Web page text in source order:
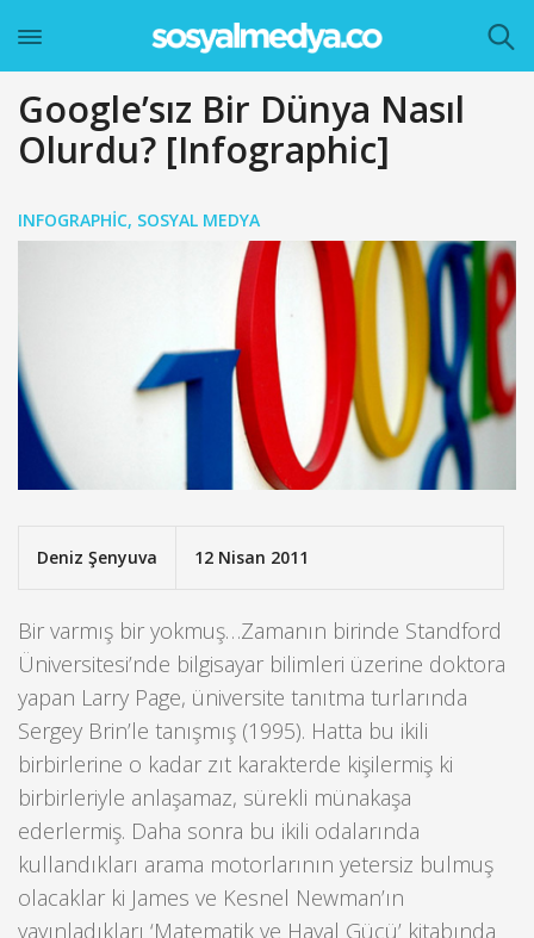
Google’sız Bir Dünya Nasıl
Olurdu? [Infographic]
INFOGRAPHIC, SOSYAL MEDYA
Deniz Şenyuva 12 Nisan 2011
Bir varmış bir yokmuş…Zamanın birinde Standford
Üniversitesi’nde bilgisayar bilimleri üzerine doktora
yapan Larry Page, üniversite tanıtma turlarında
Sergey Brin’le tanışmış (1995). Hatta bu ikili
birbirlerine o kadar zıt karakterde kişilermiş ki
birbirleriyle anlaşamaz, sürekli münakaşa
ederlermiş. Daha sonra bu ikili odalarında
kullandıkları arama motorlarının yetersiz bulmuş
olacaklar ki James ve Kesnel Newman’ın
yayınladıkları ‘Matematik ve Hayal Gücü’ kitabında